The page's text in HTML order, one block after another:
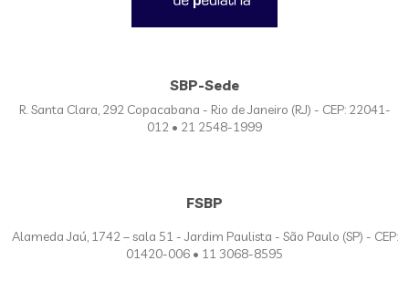
SBP-Sede
R. Santa Clara, 292 Copacabana - Rio de Janeiro (RJ) - CEP: 22041-
012 • 21 2548-1999
FSBP
Alameda Jaú, 1742 – sala 51 - Jardim Paulista - São Paulo (SP) - CEP:
01420-006 • 11 3068-8595